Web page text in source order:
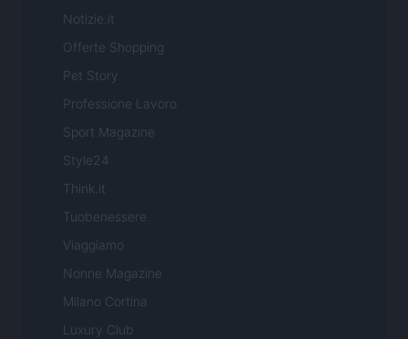
Notizie.it
Offerte Shopping
Pet Story
Professione Lavoro
Sport Magazine
Style24
Think.it
Tuobenessere
Viaggiamo
Nonne Magazine
Milano Cortina
Luxury Club